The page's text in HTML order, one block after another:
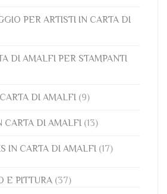
PER ARTISTI IN CARTA DI
DI AMALFI PER STAMPANTI
DI AMALFI (9)
CARTA DI AMALFI (13)
IN CARTA DI AMALFI (17)
E PITTURA (37)